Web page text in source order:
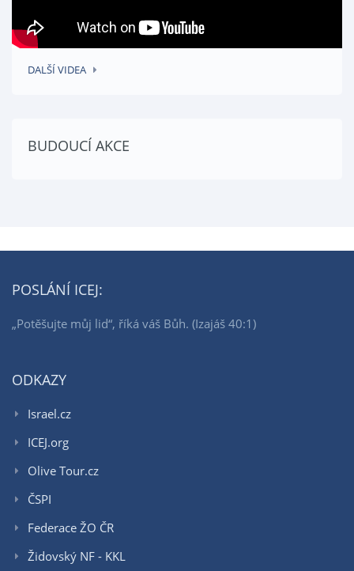
DALŠÍ VIDEA
BUDOUCÍ AKCE
POSLÁNÍ ICEJ:
„Potěšujte můj lid“, říká váš Bůh. (Izajáš 40:1)
ODKAZY
Israel.cz
ICEJ.org
Olive Tour.cz
ČSPI
Federace ŽO ČR
Židovský NF - KKL